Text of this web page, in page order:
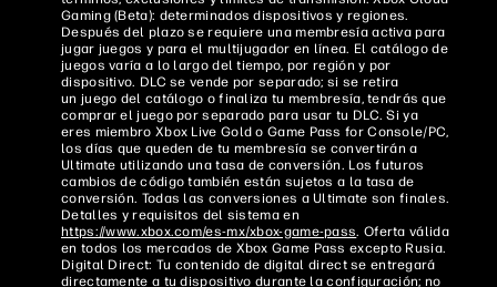
Gaming (Beta): determinados dispositivos y regiones.
Después del plazo se requiere una membresía activa para
jugar juegos y para el multijugador en línea. El catálogo de
juegos varía a lo largo del tiempo, por región y por
dispositivo. DLC se vende por separado; si se retira
un juego del catálogo o finaliza tu membresía, tendrás que
comprar el juego por separado para usar tu DLC. Si ya
eres miembro Xbox Live Gold o Game Pass for Console/PC,
los días que queden de tu membresía se convertirán a
Ultimate utilizando una tasa de conversión. Los futuros
cambios de código también están sujetos a la tasa de
conversión. Todas las conversiones a Ultimate son finales.
Detalles y requisitos del sistema en
https://www.xbox.com/es-mx/xbox-game-pass. Oferta válida
en todos los mercados de Xbox Game Pass excepto Rusia.
Digital Direct: Tu contenido de digital direct se entregará
directamente a tu dispositivo durante la configuración; no